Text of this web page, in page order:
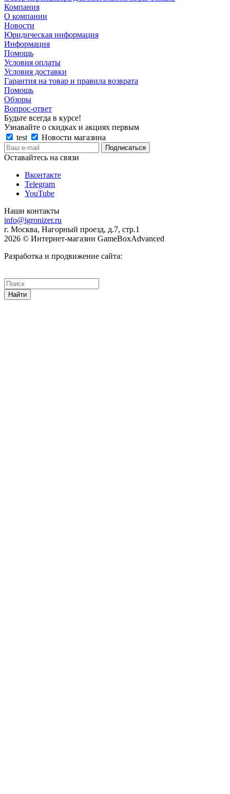
Компания
О компании
Новости
Юридическая информация
Информация
Помощь
Условия оплаты
Условия доставки
Гарантия на товар и правила возврата
Помощь
Обзоры
Вопрос-ответ
Будьте всегда в курсе!
Узнавайте о скидках и акциях первым
test
Новости магазина
Оставайтесь на связи
Вконтакте
Telegram
YouTube
Наши контакты
info@igronizer.ru
г. Москва, Нагорный проезд, д.7, стр.1
2026 © Интернет-магазин GameBoxAdvanced
Разработка и продвижение сайта:
Найти